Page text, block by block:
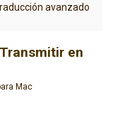
avanzado
en
Mac